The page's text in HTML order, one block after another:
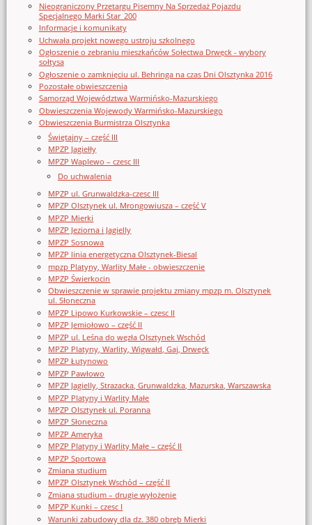
Nieograniczony Przetargu Pisemny Na Sprzedaż Pojazdu
Specjalnego Marki Star_200
Informacje i komunikaty
Uchwała projekt nowego ustroju szkolnego
Ogłoszenie o zebraniu mieszkańców Sołectwa Drwęck - wybory
sołtysa
Ogłoszenie o zamknięciu ul. Behringa na czas Dni Olsztynka 2016
Pozostałe obwieszczenia
Samorząd Województwa Warmińsko-Mazurskiego
Obwieszczenia Wojewody Warmińsko-Mazurskiego
Obwieszczenia Burmistrza Olsztynka
Świętajny – część III
MPZP Jagiełły
MPZP Waplewo – czesc III
Do uchwalenia
MPZP ul. Grunwaldzka-czesc III
MPZP Olsztynek ul. Mrongowiusza – część V
MPZP Mierki
MPZP Jeziorna i Jagielly
MPZP Sosnowa
MPZP linia energetyczna Olsztynek-Biesal
mpzp Platyny, Warlity Małe - obwieszczenie
MPZP Świerkocin
Obwieszczenie w sprawie projektu zmiany mpzp m. Olsztynek
ul. Słoneczna
MPZP Lipowo Kurkowskie – czesc II
MPZP Jemiołowo – część II
MPZP ul. Leśna do węzła Olsztynek Wschód
MPZP Platyny, Warlity, Wigwałd, Gaj, Drwęck
MPZP Łutynowo
MPZP Pawłowo
MPZP Jagielly, Strazacka, Grunwaldzka, Mazurska, Warszawska
MPZP Platyny i Warlity Małe
MPZP Olsztynek ul. Poranna
MPZP Słoneczna
MPZP Ameryka
MPZP Platyny i Warlity Małe – część II
MPZP Sportowa
Zmiana studium
MPZP Olsztynek Wschód – część II
Zmiana studium – drugie wyłożenie
MPZP Kunki – czesc I
Warunki zabudowy dla dz. 380 obręb Mierki